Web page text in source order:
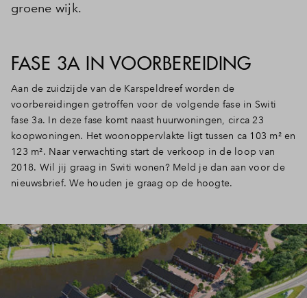
groene wijk.
FASE 3A IN VOORBEREIDING
Aan de zuidzijde van de Karspeldreef worden de
voorbereidingen getroffen voor de volgende fase in Switi
fase 3a. In deze fase komt naast huurwoningen, circa 23
koopwoningen. Het woonoppervlakte ligt tussen ca 103 m² en
123 m². Naar verwachting start de verkoop in de loop van
2018. Wil jij graag in Switi wonen? Meld je dan aan voor de
nieuwsbrief. We houden je graag op de hoogte.